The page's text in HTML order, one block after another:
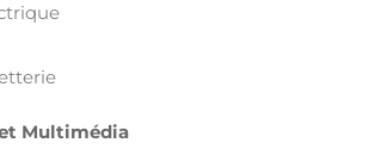
Multimédia